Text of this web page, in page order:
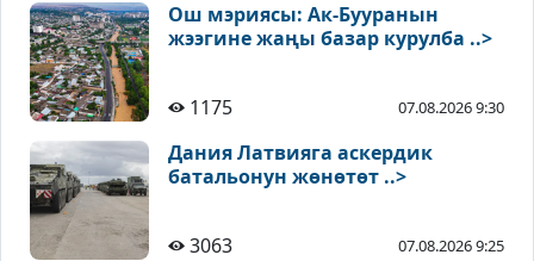
Ош мэриясы: Ак-Бууранын
жээгине жаңы базар курулба ..>
1175 07.08.2026 9:30
Дания Латвияга аскердик
батальонун жөнөтөт ..>
3063 07.08.2026 9:25